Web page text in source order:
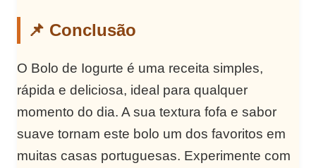
📌 Conclusão
O Bolo de Iogurte é uma receita simples,
rápida e deliciosa, ideal para qualquer
momento do dia. A sua textura fofa e sabor
suave tornam este bolo um dos favoritos em
muitas casas portuguesas. Experimente com